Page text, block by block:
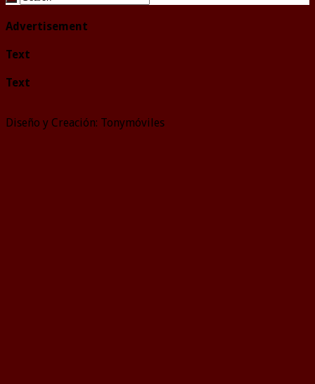
Advertisement
Text
Text
Diseño y Creación: Tonymóviles